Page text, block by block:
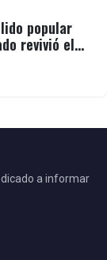
popular
revivió el
a informar